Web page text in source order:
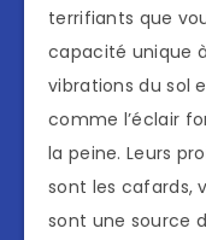
terrifiants que
capacité unique
vibrations du sol
comme l’éclair
la peine. Leurs
sont les cafards,
sont une source